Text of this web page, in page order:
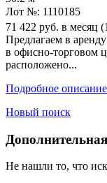
Лот №: 1110185
71 422 руб. в месяц
Предлагаем в
в офисно-торговом
расположено...
Подробное
Новый поиск
Не нашли то, что